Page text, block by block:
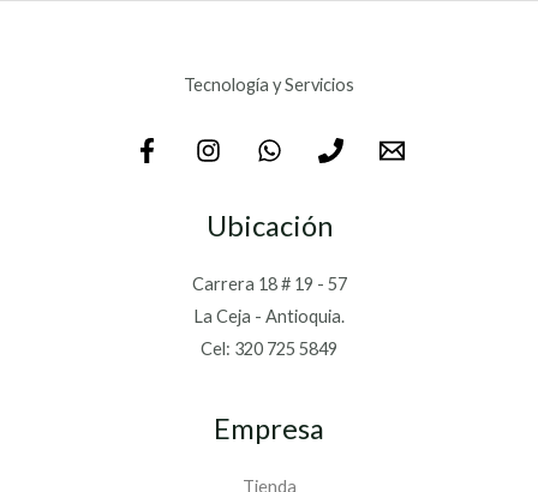
Tecnología y Servicios
Ubicación
Carrera 18 # 19 - 57
La Ceja - Antioquia.
Cel: 320 725 5849
Empresa
Tienda